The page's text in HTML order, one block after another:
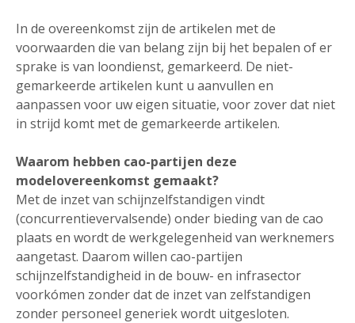
In de overeenkomst zijn de artikelen met de
voorwaarden die van belang zijn bij het bepalen of er
sprake is van loondienst, gemarkeerd. De niet-
gemarkeerde artikelen kunt u aanvullen en
aanpassen voor uw eigen situatie, voor zover dat niet
in strijd komt met de gemarkeerde artikelen.
Waarom hebben cao-partijen deze
modelovereenkomst gemaakt?
Met de inzet van schijnzelfstandigen vindt
(concurrentievervalsende) onder bieding van de cao
plaats en wordt de werkgelegenheid van werknemers
aangetast. Daarom willen cao-partijen
schijnzelfstandigheid in de bouw- en infrasector
voorkómen zonder dat de inzet van zelfstandigen
zonder personeel generiek wordt uitgesloten.